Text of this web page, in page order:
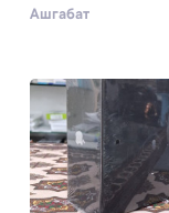
Ашгабат